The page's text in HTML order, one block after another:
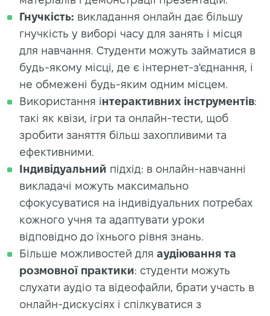
Гнучкість: викладання онлайн дає більшу
гнучкість у виборі часу для занять і місця
для навчання. Студенти можуть займатися в
будь-якому місці, де є інтернет-з'єднання, і
не обмежені будь-яким одним місцем.
Використання інтерактивних інструментів:
такі як квізи, ігри та онлайн-тести, щоб
зробити заняття більш захопливими та
ефективними.
Індивідуальний підхід: в онлайн-навчанні
викладачі можуть максимально
сфокусуватися на індивідуальних потребах
кожного учня та адаптувати уроки
відповідно до їхнього рівня знань.
Більше можливостей для аудіювання та
розмовної практики: студенти можуть
слухати аудіо та відеофайли, брати участь в
онлайн-дискусіях і спілкуватися з